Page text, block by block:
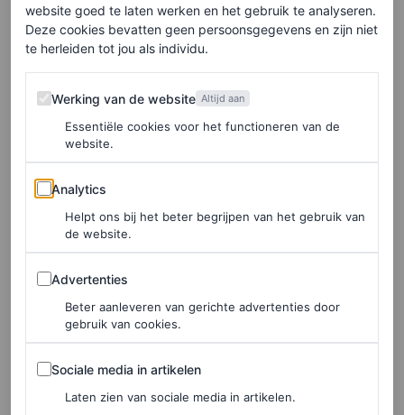
Grijs haar-beweging
Anderson lijkt hiermee te pleiten voor het omarmen van
grijs haar. Sinds een aantal jaar is er in de modewereld
meer aandacht voor natuurlijk ouder worden. Zo zien we
steeds vaker
beroemdheden als Andie MacDowell trots hun grijze
lokken zien op de rode loper. Hoewel het deze keer jonge
duidelijk. Grijze haren zijn prachtig en mogen gezien
worden.
website goed te laten werken en het gebruik te analyseren.
Deze cookies bevatten geen persoonsgegevens en zijn niet
te herleiden tot jou als individu.
Werking van de website
Werking van de website Altijd aan
Essentiële cookies voor het functioneren van de
website.
Analytics
Analytics
Helpt ons bij het beter begrijpen van het gebruik van
de website.
Advertenties
Advertenties
Beter aanleveren van gerichte advertenties door
gebruik van cookies.
Sociale media in artikelen
Sociale media in artikelen
Laten zien van sociale media in artikelen.